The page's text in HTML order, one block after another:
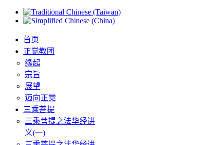
首页
正觉教团
缘起
宗旨
展望
迈向正觉
三乘菩提
三乘菩提之法华经讲
义(一)